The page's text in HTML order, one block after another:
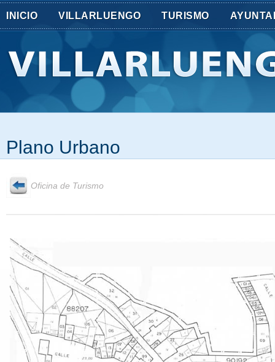
INICIO VILLARLUENGO TURISMO
Plano Urbano
Oficina de Turismo